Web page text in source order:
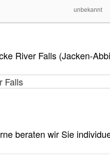
unbekannt
River Falls (Jacken-